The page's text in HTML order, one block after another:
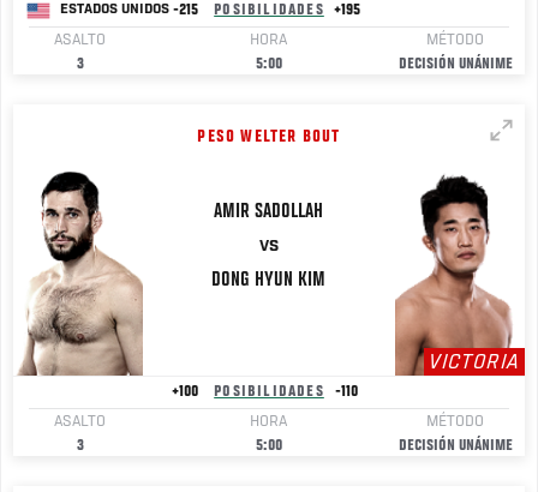
ESTADOS UNIDOS -215 POSIBILIDADES
+195
ASALTO
3
HORA
5:00
MÉTODO
DECISIÓN UNÁNIME
PESO WELTER BOUT
AMIR SADOLLAH
VS
DONG HYUN KIM
VICTORIA
+100 POSIBILIDADES
-110
ASALTO
3
HORA
5:00
MÉTODO
DECISIÓN UNÁNIME